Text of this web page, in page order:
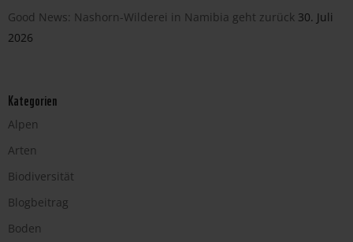
Good News: Nashorn-Wilderei in Namibia geht zurück 30. Juli
2026
Kategorien
Alpen
Arten
Biodiversität
Blogbeitrag
Boden